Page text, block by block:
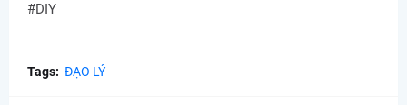
#DIY
Tags: ĐẠO LÝ